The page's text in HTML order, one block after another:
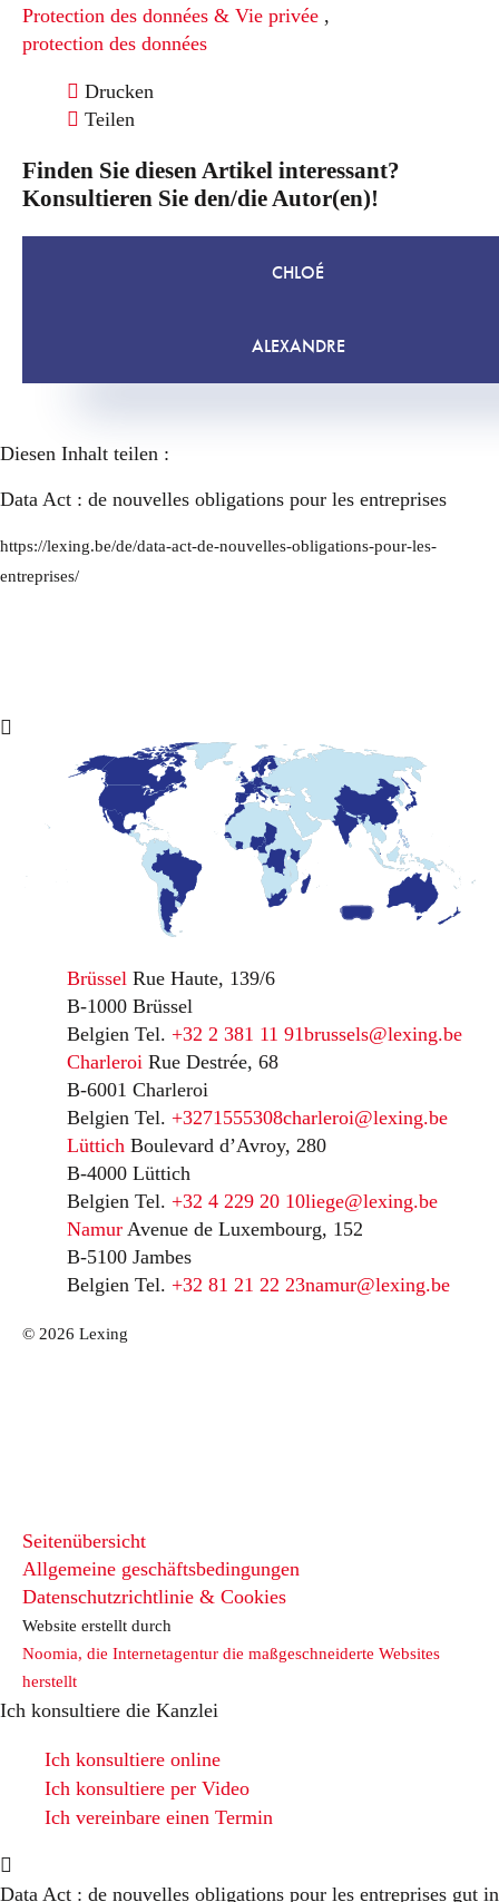
Protection des données & Vie privée ,
protection des données
Drucken
Teilen
Finden Sie diesen Artikel interessant?
Konsultieren Sie den/die Autor(en)!
CHLOÉ
ALEXANDRE
Diesen Inhalt teilen :
Data Act : de nouvelles obligations pour les entreprises
https://lexing.be/de/data-act-de-nouvelles-obligations-pour-les-
entreprises/
Brüssel Rue Haute, 139/6
B-1000 Brüssel
Belgien Tel. +32 2 381 11 91brussels@lexing.be
Charleroi Rue Destrée, 68
B-6001 Charleroi
Belgien Tel. +3271555308charleroi@lexing.be
Lüttich Boulevard d’Avroy, 280
B-4000 Lüttich
Belgien Tel. +32 4 229 20 10liege@lexing.be
Namur Avenue de Luxembourg, 152
B-5100 Jambes
Belgien Tel. +32 81 21 22 23namur@lexing.be
© 2026 Lexing
Seitenübersicht
Allgemeine geschäftsbedingungen
Datenschutzrichtlinie & Cookies
Website erstellt durch
Noomia, die Internetagentur die maßgeschneiderte Websites
herstellt
Ich konsultiere die Kanzlei
Ich konsultiere online
Ich konsultiere per Video
Ich vereinbare einen Termin
Data Act : de nouvelles obligations pour les entreprises gut in